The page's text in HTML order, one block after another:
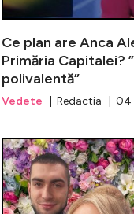
Ce plan are Anca
Primăria Capitalei?
polivalentă”
Vedete | Redactia | 04
vorbește